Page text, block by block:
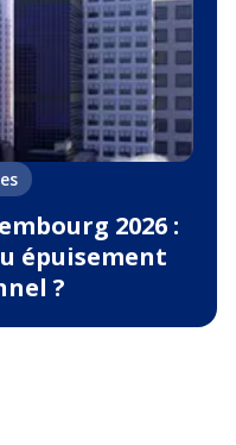
2026 :
épuisement
?